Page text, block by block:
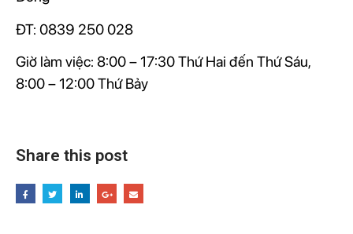
ĐT: 0839 250 028
Giờ làm việc: 8:00 – 17:30 Thứ Hai đến Thứ Sáu,
8:00 – 12:00 Thứ Bảy
Share this post